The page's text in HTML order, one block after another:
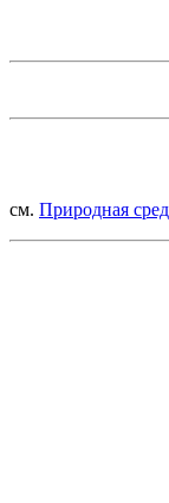
см. Природная